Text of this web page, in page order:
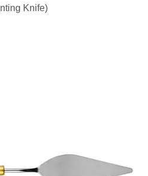
Knife)